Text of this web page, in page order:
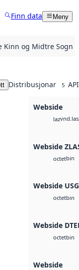
Finn data Meny
Kinn og Midtre Sogn
Distribusjonar 5
Webside
laz
Webside
octetbin
Webside
octetbin
Webside
octetbin
Webside